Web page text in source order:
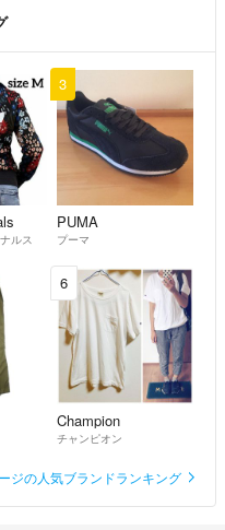
3年前
約3年前
ルス
3
PUMA
プーマ
6
Champion
チャンピオン
ジの人気ブランドランキング